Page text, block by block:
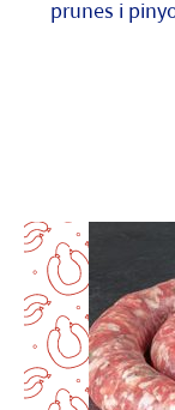
prunes i